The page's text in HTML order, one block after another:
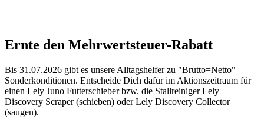
Ernte den Mehrwertsteuer-Rabatt
Bis 31.07.2026 gibt es unsere Alltagshelfer zu "Brutto=Netto"
Sonderkonditionen. Entscheide Dich dafür im Aktionszeitraum für
einen Lely Juno Futterschieber bzw. die Stallreiniger Lely
Discovery Scraper (schieben) oder Lely Discovery Collector
(saugen).